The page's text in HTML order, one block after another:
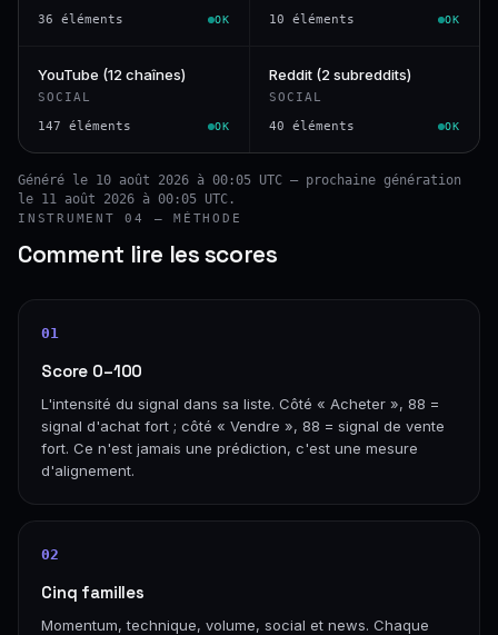
36 éléments OK 10 éléments OK
YouTube (12 chaînes)
SOCIAL
147 éléments OK
Reddit (2 subreddits)
SOCIAL
40 éléments OK
Généré le 10 août 2026 à 00:05 UTC — prochaine génération
le 11 août 2026 à 00:05 UTC.
INSTRUMENT 04 — MÉTHODE
Comment lire les scores
01
Score 0–100
L'intensité du signal dans sa liste. Côté « Acheter », 88 =
signal d'achat fort ; côté « Vendre », 88 = signal de vente
fort. Ce n'est jamais une prédiction, c'est une mesure
d'alignement.
02
Cinq familles
Momentum, technique, volume, social et news. Chaque